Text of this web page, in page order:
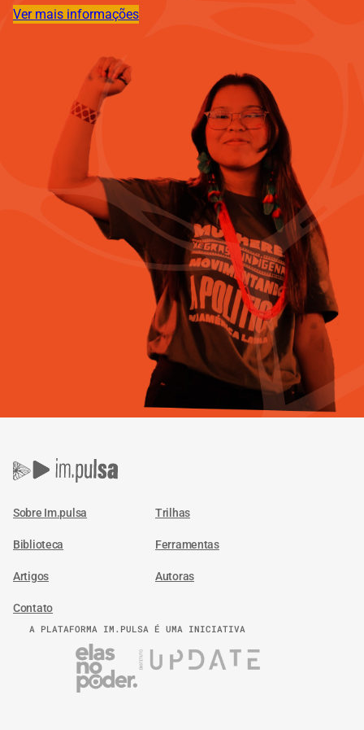
Ver mais informações
Sobre Im.pulsa Trilhas
Biblioteca Ferramentas
Artigos Autoras
Contato
A PLATAFORMA IM.PULSA É UMA INICIATIVA